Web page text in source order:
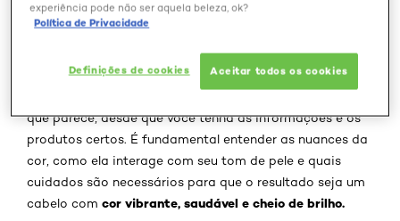
Seja em suaversão pura ou com reflexos sutis
que parece, desde que você tenha as informações e os
produtos certos. É fundamental entender as nuances da
cor, como ela interage com seu tom de pele e quais
cuidados são necessários para que o resultado seja um
cabelo com cor vibrante, saudável e cheio de brilho.
experiência pode não ser aquela beleza, ok?
Política de Privacidade
Definições de cookies Aceitar todos os cookies